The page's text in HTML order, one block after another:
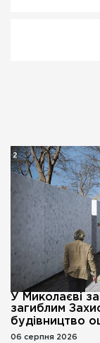
У Миколаєві
загиблим
будівництво
06 серпня 2026